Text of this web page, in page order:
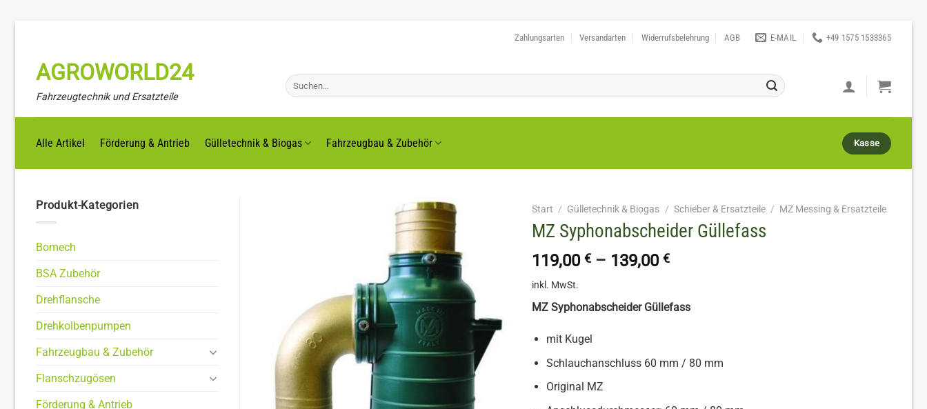
springen
Zahlungsarten Versandarten Widerrufsbelehrung AGB E-MAIL +49 1575 1533365
AGROWORLD24
Fahrzeugtechnik und Ersatzteile
Suche
nach:
Alle Artikel Förderung & Antrieb Gülletechnik & Biogas Fahrzeugbau & Zubehör Kasse
Produkt-Kategorien
Bomech
BSA Zubehör
Drehflansche
Drehkolbenpumpen
Fahrzeugbau & Zubehör
Flanschzugösen
Förderung & Antrieb
Start / Gülletechnik & Biogas / Schieber & Ersatzteile / MZ Messing & Ersatzteile
MZ Syphonabscheider Güllefass
119,00€ – 139,00€
inkl. MwSt.
MZ Syphonabscheider Güllefass
mit Kugel
Schlauchanschluss 60 mm / 80 mm
Original MZ